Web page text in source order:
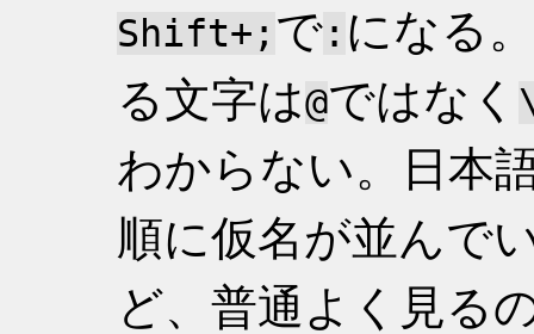
Shift+; で: になる
る文字は@ではなく
わからない。日本
順に仮名が並んで
ど、普通よく見る